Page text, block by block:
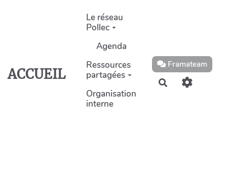
Aller au contenu principal
ACCUEIL
Le réseau
Pollec
Agenda
Ressources
partagées
Organisation
interne
Framateam
Rechercher